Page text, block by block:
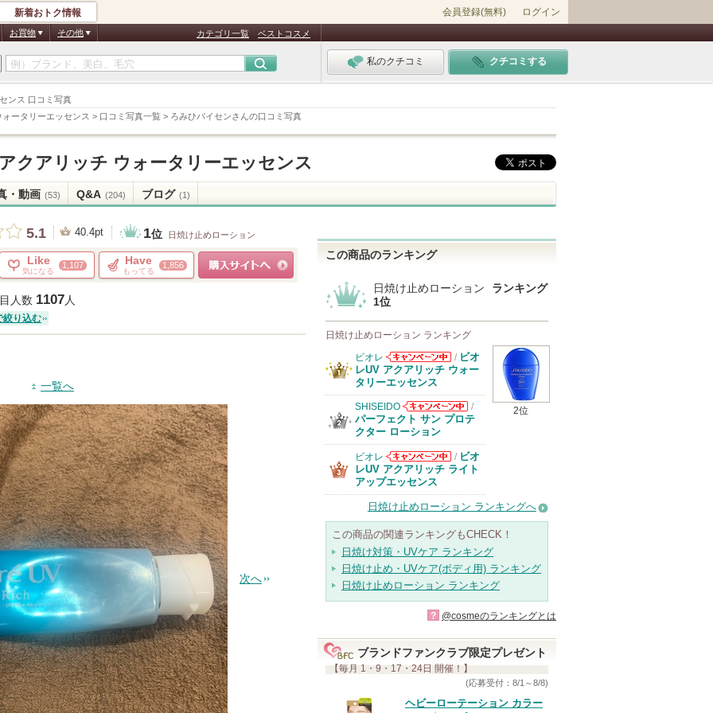
ンス 口コミ写真
ータリーエッセンス > 口コミ写真一覧 > ろみひパイセンさんの口コミ写真
新着おトク情報 会員登録(無料) ログイン
お買物 その他 カテゴリ一覧 ベストコスメ
私のクチコミ クチコミする
クアリッチ ウォータリーエッセンス
・動画 (53) Q&A (204) ブログ (1)
5.1 40.4pt 1位 日焼け止めローション
Like
気になる
1,107 Have
もってる
1,856
人数 1107人
絞り込む
一覧へ
次へ
この商品のランキング
日焼け止めローション
ランキング
1位
日焼け止めローション ランキング
2位
ビオレ
ビオレからのお
知らせがありま
/ ビオ
レUV アクアリッチ ウォー
タリーエッセンス
SHISEIDO
SHISEIDOから
のお知らせがあ
/
パーフェクト サン プロテ
クター ローション
ビオレ
ビオレからのお
知らせがありま
/ ビオ
レUV アクアリッチ ライト
アップエッセンス
日焼け止めローション ランキングへ
この商品の関連ランキングもCHECK！
日焼け対策・UVケア ランキング
日焼け止め・UVケア(ボディ用) ランキング
日焼け止めローション ランキング
? @cosmeのランキングとは
ブランドファンクラブ限定プレゼント
【毎月 1・9・17・24日 開催！】
(応募受付：8/1～8/8)
ヘビーローテーション カラー